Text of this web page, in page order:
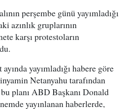
perşembe günü yayımladığı
azınlık gruplarının
karşı protestoların
yayımladığı habere göre
Netanyahu tarafından
planı ABD Başkanı Donald
yayınlanan haberlerde,